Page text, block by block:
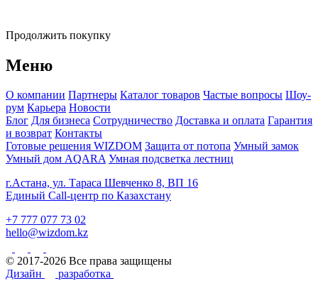
Продолжить покупку
Меню
О компании Партнеры Каталог товаров Частые вопросы Шоу-
рум Карьера Новости
Блог Для бизнеса Сотрудничество Доставка и оплата Гарантия
и возврат Контакты
Готовые решения WIZDOM Защита от потопа Умный замок
Умный дом AQARA Умная подсветка лестниц
г.Астана, ул. Тараса Шевченко 8, ВП 16
Единый Call-центр по Казахстану
+7 777 077 73 02
hello@wizdom.kz
© 2017-2026 Все права защищены
Дизайн
разработка